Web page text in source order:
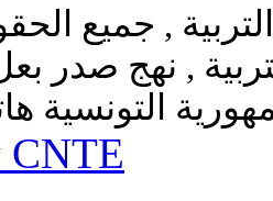
, جميع
, نهج صدر
CNTE